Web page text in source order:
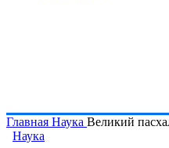
Главная Наука Великий
Наука